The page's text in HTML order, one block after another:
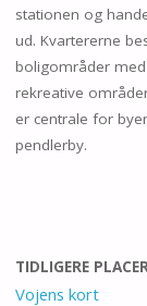
stationen og
ud. Kvartererne
boligområder
rekreative
er centrale for
pendlerby.
TIDLIGERE
Vojens kort